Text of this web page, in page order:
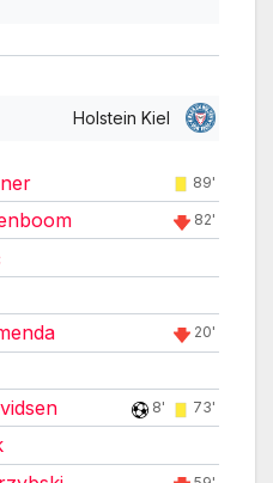
Holstein Kiel
89'
82'
20'
8' 73'